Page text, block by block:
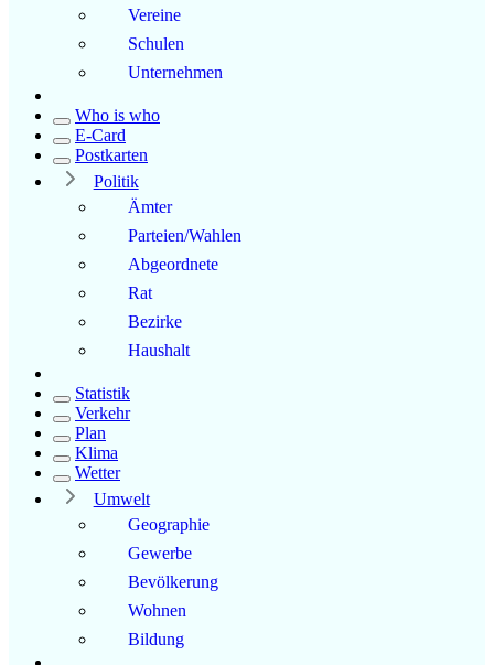
Vereine
Schulen
Unternehmen
Who is who
E-Card
Postkarten
Politik
Ämter
Parteien/Wahlen
Abgeordnete
Rat
Bezirke
Haushalt
Statistik
Verkehr
Plan
Klima
Wetter
Umwelt
Geographie
Gewerbe
Bevölkerung
Wohnen
Bildung